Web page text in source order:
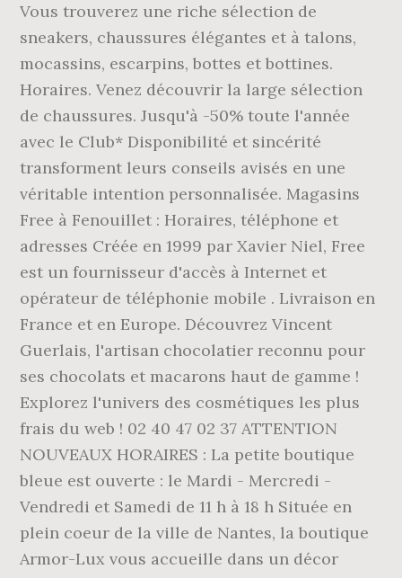
Vous trouverez une riche sélection de
sneakers, chaussures élégantes et à talons,
mocassins, escarpins, bottes et bottines.
Horaires. Venez découvrir la large sélection
de chaussures. Jusqu'à -50% toute l'année
avec le Club* Disponibilité et sincérité
transforment leurs conseils avisés en une
véritable intention personnalisée. Magasins
Free à Fenouillet : Horaires, téléphone et
adresses Créée en 1999 par Xavier Niel, Free
est un fournisseur d'accès à Internet et
opérateur de téléphonie mobile . Livraison en
France et en Europe. Découvrez Vincent
Guerlais, l'artisan chocolatier reconnu pour
ses chocolats et macarons haut de gamme !
Explorez l'univers des cosmétiques les plus
frais du web ! 02 40 47 02 37 ATTENTION
NOUVEAUX HORAIRES : La petite boutique
bleue est ouverte : le Mardi - Mercredi -
Vendredi et Samedi de 11 h à 18 h Située en
plein coeur de la ville de Nantes, la boutique
Armor-Lux vous accueille dans un décor